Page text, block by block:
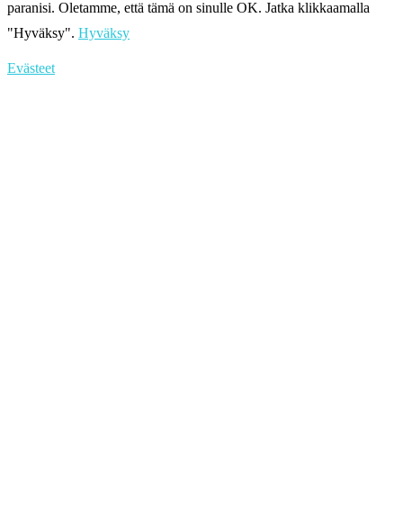
paranisi. Oletamme, että tämä on sinulle OK. Jatka klikkaamalla
"Hyväksy". Hyväksy
Evästeet